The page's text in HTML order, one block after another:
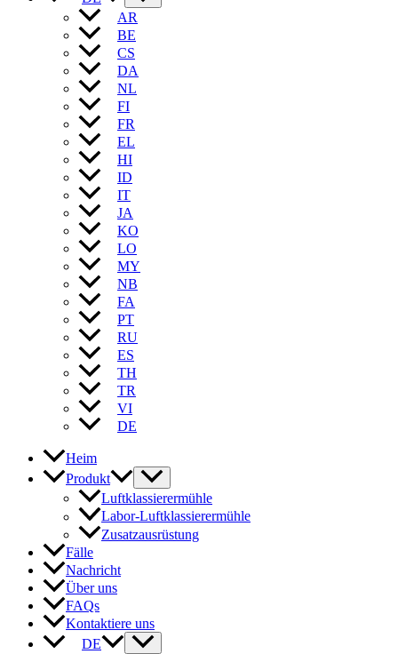
AR
BE
CS
DA
NL
FI
FR
EL
HI
ID
IT
JA
KO
LO
MY
NB
FA
PT
RU
ES
TH
TR
VI
DE
Heim
Produkt
Luftklassierermühle
Labor-Luftklassierermühle
Zusatzausrüstung
Fälle
Nachricht
Über uns
FAQs
Kontaktiere uns
DE